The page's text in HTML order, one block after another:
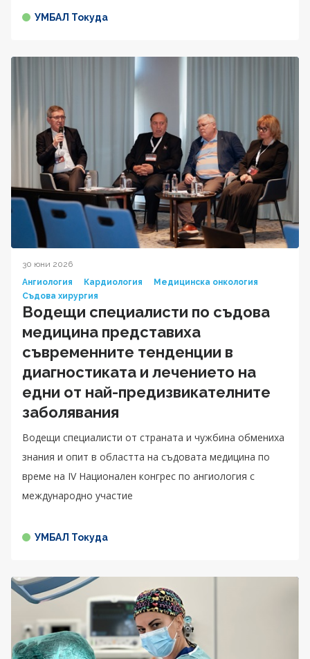
УМБАЛ Токуда
30 юни 2026
Ангиология
Кардиология
Медицинска онкология
Съдова хирургия
Водещи специалисти по съдова
медицина представиха
съвременните тенденции в
диагностиката и лечението на
едни от най-предизвикателните
заболявания
Водещи специалисти от страната и чужбина обмениха
знания и опит в областта на съдовата медицина по
време на IV Национален конгрес по ангиология с
международно участие
УМБАЛ Токуда